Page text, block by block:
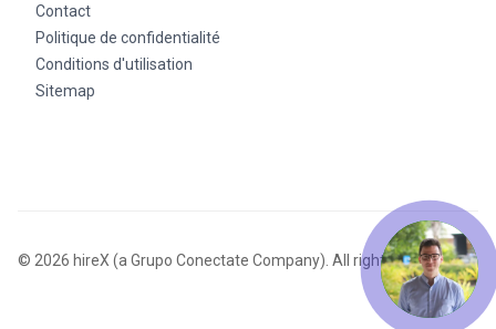
Contact
Politique de confidentialité
Conditions d'utilisation
Sitemap
© 2026 hireX (a Grupo Conectate Company). All rights reserved.